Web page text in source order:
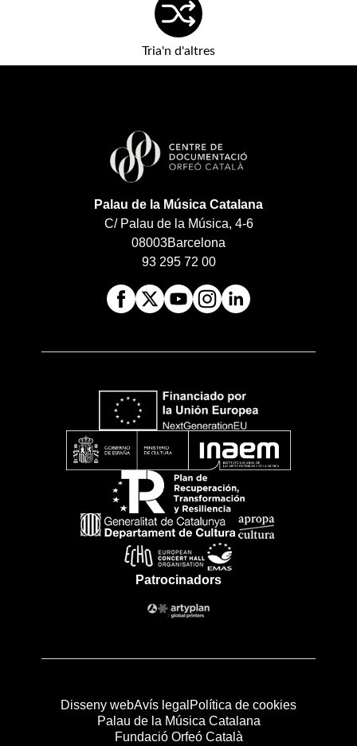
Tria'n d'altres
Palau de la Música Catalana
C/ Palau de la Música, 4-6
08003Barcelona
93 295 72 00
Patrocinadors
Disseny webAvís legal Política de cookies
Palau de la Música Catalana
Fundació Orfeó Català